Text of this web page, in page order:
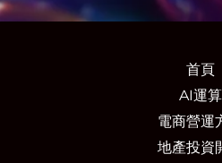
首頁
AI運算
電商營運
地產投資